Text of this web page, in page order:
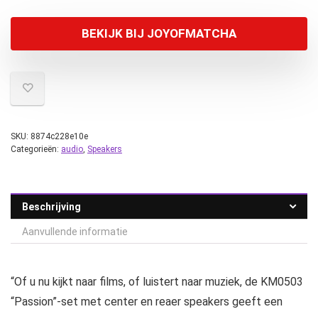
BEKIJK BIJ JOYOFMATCHA
SKU: 8874c228e10e
Categorieën: audio, Speakers
Beschrijving
Aanvullende informatie
“Of u nu kijkt naar films, of luistert naar muziek, de KM0503
“Passion”-set met center en reaer speakers geeft een